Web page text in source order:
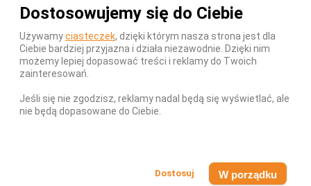
Dostosowujemy się do Ciebie
Używamyciasteczek, dzięki którym nasza strona jest dla
Ciebie bardziej przyjazna i działa niezawodnie. Dzięki nim
możemy lepiej dopasować treści i reklamy do Twoich
zainteresowań.
Jeśli się nie zgodzisz, reklamy nadal będą się wyświetlać, ale
nie będą dopasowane do Ciebie.
W porządku
ul. Stołeczna 2/lok 102
15-879 Białystok
Telefon:
539 111 590
Infolinia:Pn-Pt 9-17
E-mail:
info@swiatsupli.pl